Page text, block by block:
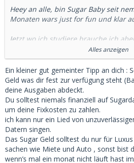
Heey an alle, bin Sugar Baby seit
Monaten wars just for fun und klar
Jetzt wo ich studiere brauche ich
nur für Taschen, Kleider sondern
Lifestyle is auch besser und will
tbh 😅
Problem ist aber diese
wenn einer mal keine Zeit fehlt mir
gerechnet habe 😱
An die Sugar Babys, habt ihr Backup
Sugar Daddys, zahlt ihr pro Date
pro Monat?
Alles anzeigen
Ein kleiner gut gemeinter Tipp an dich :
Geld was dir fest zur verfügung steht
deine Ausgaben abdeckt.
Du solltest niemals finanziell auf
um deine Fixkosten zu zahlen.
ich kann nur ein Lied von
Datern singen.
Das Sugar Geld solltest du nur für
sachen wie Miete und Auto , sonst bist
wenn’s mal ein monat nicht läuft hast